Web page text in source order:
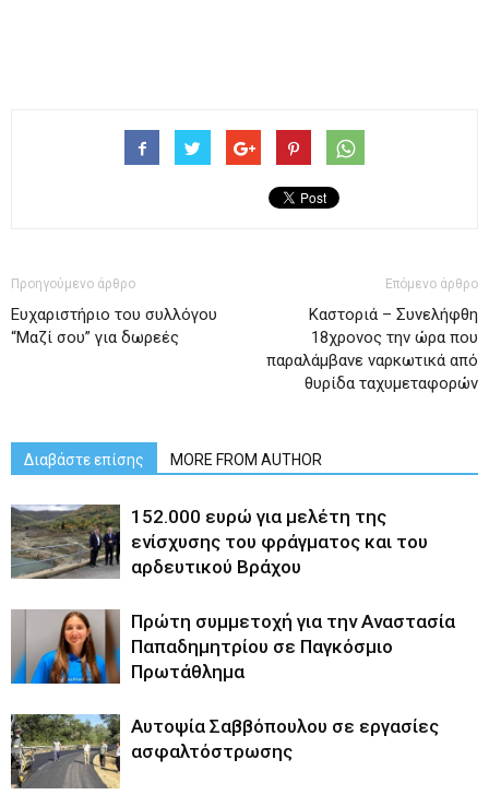
Προηγούμενο άρθρο
Ευχαριστήριο του συλλόγου
“Μαζί σου” για δωρεές
Επόμενο άρθρο
Καστοριά – Συνελήφθη
18χρονος την ώρα που
παραλάμβανε ναρκωτικά από
θυρίδα ταχυμεταφορών
Διαβάστε επίσης MORE FROM AUTHOR
152.000 ευρώ για μελέτη της
ενίσχυσης του φράγματος και του
αρδευτικού Βράχου
Πρώτη συμμετοχή για την Αναστασία
Παπαδημητρίου σε Παγκόσμιο
Πρωτάθλημα
Αυτοψία Σαββόπουλου σε εργασίες
ασφαλτόστρωσης